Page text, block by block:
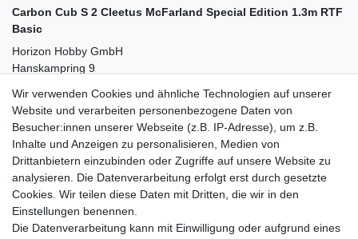
Carbon Cub S 2 Cleetus McFarland Special Edition 1.3m RTF
Basic
Horizon Hobby GmbH
Hanskampring 9
info@horizonhobby.com
Zubehör
-8%
Gens Ace Lader iMars S100 G-Tech 10Amp.
100W 2-6S AC 100-240V
54,99 € *
Wir verwenden Cookies und ähnliche Technologien auf unserer
Website und verarbeiten personenbezogene Daten von
Besucher:innen unserer Webseite (z.B. IP-Adresse), um z.B.
Inhalte und Anzeigen zu personalisieren, Medien von
Drittanbietern einzubinden oder Zugriffe auf unsere Website zu
analysieren. Die Datenverarbeitung erfolgt erst durch gesetzte
Cookies. Wir teilen diese Daten mit Dritten, die wir in den
Einstellungen benennen.
Die Datenverarbeitung kann mit Einwilligung oder aufgrund eines